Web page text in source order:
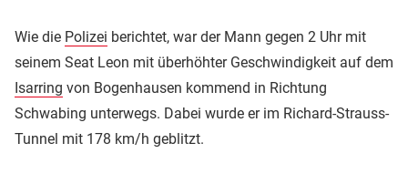
Wie die Polizei berichtet, war der Mann gegen 2 Uhr mit
seinem Seat Leon mit überhöhter Geschwindigkeit auf dem
Isarring von Bogenhausen kommend in Richtung
Schwabing unterwegs. Dabei wurde er im Richard-Strauss-
Tunnel mit 178 km/h geblitzt.